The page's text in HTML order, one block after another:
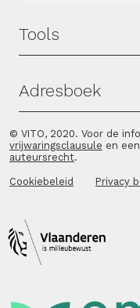
Tools
Adresboek
© VITO, 2020. Voor de
vrijwaringsclausule en
auteursrecht.
Cookiebeleid Privacy